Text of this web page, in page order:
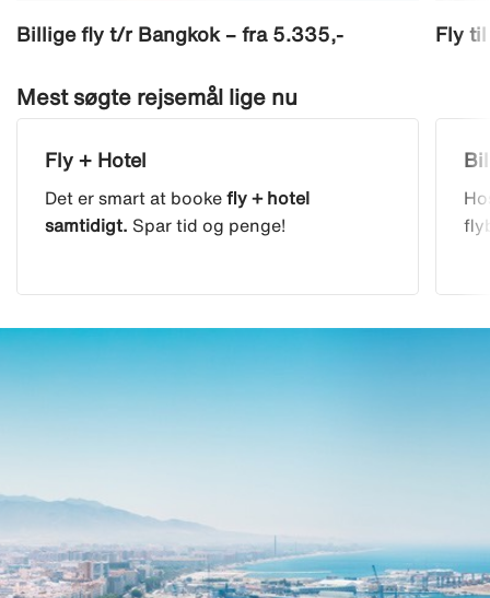
Billige fly t/r Bangkok – fra 5.335,- Fly til
Mest søgte rejsemål lige nu
Fly + Hotel
Det er smart at booke fly + hotel
samtidigt. Spar tid og penge!